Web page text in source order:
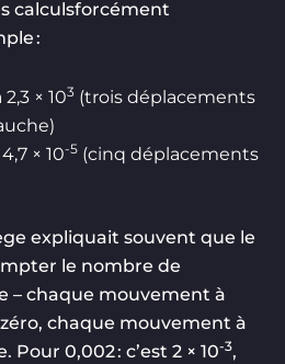
calculsforcément
:
× 103 (trois déplacements
× 10-5 (cinq déplacements
expliquait souvent que le
le nombre de
– chaque mouvement à
chaque mouvement à
0,002 : c’est 2 × 10-3,